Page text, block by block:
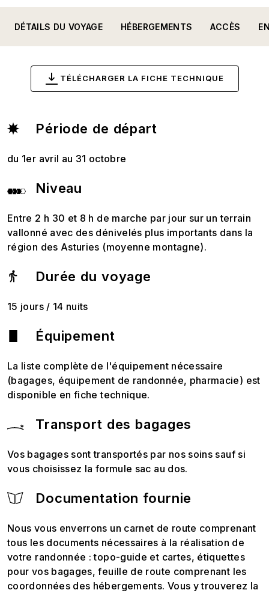
DÉTAILS DU VOYAGE HÉBERGEMENTS ACCÈS
TÉLÉCHARGER LA FICHE TECHNIQUE
Période de départ
du 1er avril au 31 octobre
Niveau
Entre 2 h 30 et 8 h de marche par jour sur un terrain
vallonné avec des dénivelés plus importants dans la
région des Asturies (moyenne montagne).
Durée du voyage
15 jours / 14 nuits
Équipement
La liste complète de l'équipement nécessaire
(bagages, équipement de randonnée, pharmacie) est
disponible en fiche technique.
Transport des bagages
Vos bagages sont transportés par nos soins sauf si
vous choisissez la formule sac au dos.
Documentation fournie
Nous vous enverrons un carnet de route comprenant
tous les documents nécessaires à la réalisation de
votre randonnée : topo-guide et cartes, étiquettes
pour vos bagages, feuille de route comprenant les
coordonnées des hébergements. Vous y trouverez la